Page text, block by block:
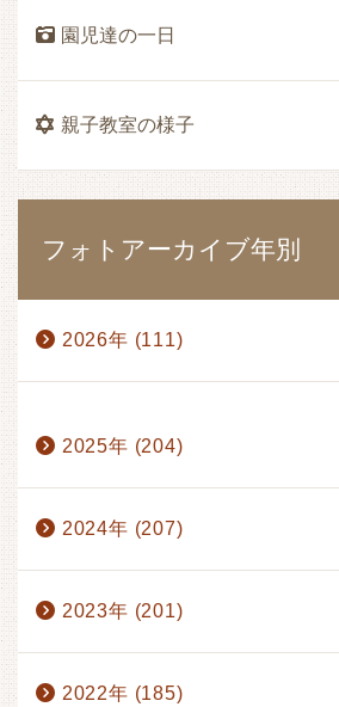
園児達の一日
親子教室の様子
フォトアーカイブ年別
2026年 (111)
2025年 (204)
2024年 (207)
2023年 (201)
2022年 (185)